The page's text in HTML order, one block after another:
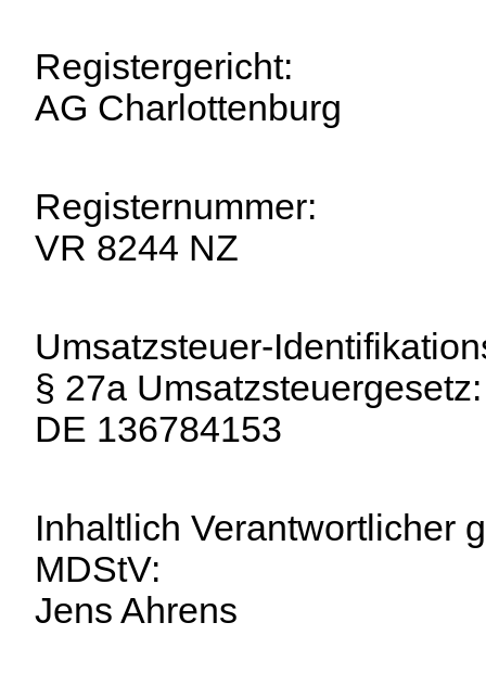
Registergericht:
AG Charlottenburg
Registernummer:
VR 8244 NZ
Umsatzsteuer-
§ 27a Umsatzsteuergesetz:
DE 136784153
Inhaltlich Verantwortlicher
MDStV:
Jens Ahrens